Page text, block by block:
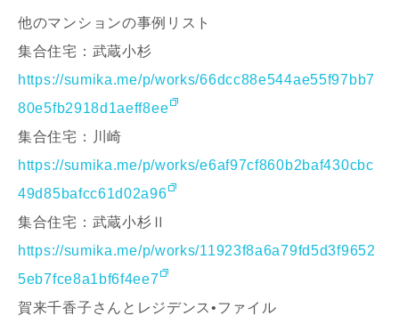
他のマンションの事例リスト
集合住宅：武蔵小杉
https://sumika.me/p/works/66dcc88e544ae55f97bb7
80e5fb2918d1aeff8ee
集合住宅：川崎
https://sumika.me/p/works/e6af97cf860b2baf430cbc
49d85bafcc61d02a96
集合住宅：武蔵小杉Ⅱ
https://sumika.me/p/works/11923f8a6a79fd5d3f9652
5eb7fce8a1bf6f4ee7
賀来千香子さんとレジデンス•ファイル